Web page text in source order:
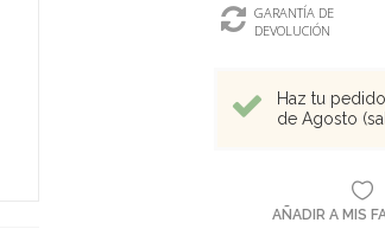
GARANTÍA DE
DEVOLUCIÓN
Haz tu
de Agosto
AÑADIR A MIS